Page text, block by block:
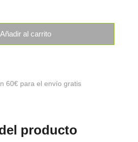
Añadir al carrito
60€para el envío gratis
producto